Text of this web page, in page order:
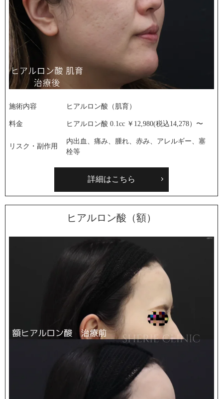
施術内容 ヒアルロン酸（肌育）
料金 ヒアルロン酸 0.1cc ￥12,980(税込14,278）〜
リスク・副作用
内出血、痛み、腫れ、赤み、アレルギー、塞
栓等
詳細はこちら
ヒアルロン酸（額）